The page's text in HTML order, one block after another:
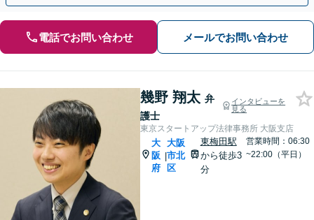
電話でお問い合わせ メールでお問い合わせ
幾野 翔太 弁
護士
インタビューを
見る
東京スタートアップ法律事務所 大阪支店
大
阪
府
|
大阪
市北
区
東梅田駅
から徒歩3
分
営業時間：06:30
~22:00（平日）